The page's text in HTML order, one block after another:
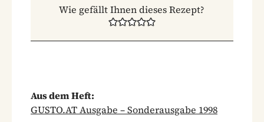
Wie gefällt Ihnen dieses Rezept?
Aus dem Heft:
GUSTO.AT Ausgabe – Sonderausgabe 1998